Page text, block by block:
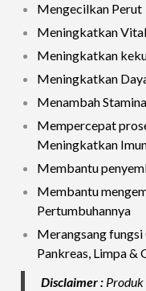
Mengecilkan Perut
Meningkatkan
Meningkatkan
Meningkatkan
Menambah
Mempercepat
Meningkatkan
Membantu
Membantu
Pertumbuhannya
Merangsang
Pankreas, Limpa &
Disclaimer :